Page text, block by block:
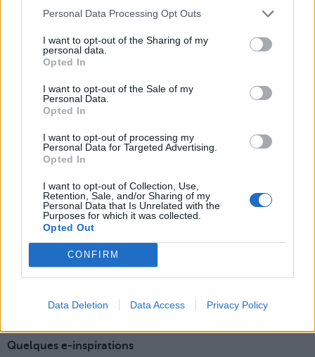
Personal Data Processing Opt Outs
I want to opt-out of the Sharing of my
personal data.
Opted In
I want to opt-out of the Sale of my
Personal Data.
Opted In
I want to opt-out of processing my
Personal Data for Targeted Advertising.
Opted In
I want to opt-out of Collection, Use,
Retention, Sale, and/or Sharing of my
Personal Data that Is Unrelated with the
Purposes for which it was collected.
Opted Out
CONFIRM
Data Deletion Data Access Privacy Policy
Le bien manger, le fait maison, le « amuse-toi bien » !
Ses trucs en plus
uniquement des recettes de produits de supermarché.
Rien d’autre. Ensuite, il y a toute la nostalgie et le côté
ludique qui accompagne ces références.
Sa plus belle aventure jusqu’à présent
Au jour le jour, nous sommes à chaque fois très touchées
de découvrir, grâce aux commentaires sur le blog, que
les gens. Des souvenirs très différents en fonction des
âges, des cultures, des origines.
Sa recette signature
Le Joli, façon Napolitain, ou le Délicieux, façon Kinder
Délice. Ça c’est des goûters emblématiques !
L’icône qui l’inspire tous les jours
direction le rayon surgelés ou le rayon biscuits. On
asticote les ingrédients… et on file élaborer nos recettes à
Quelques e-inspirations